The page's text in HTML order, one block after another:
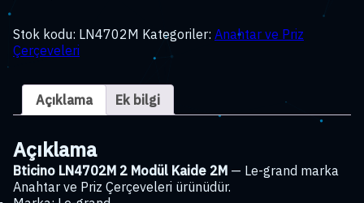
Modül
Kaide
adet
Stok kodu: LN4702M Kategoriler: Anahtar ve Priz
Çerçeveleri
Açıklama Ek bilgi
Açıklama
Bticino LN4702M 2 Modül Kaide 2M — Le-grand marka
Anahtar ve Priz Çerçeveleri ürünüdür.